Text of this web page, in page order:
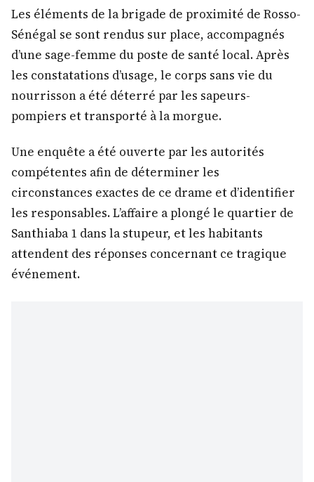
Les éléments de la brigade de proximité de Rosso-
Sénégal se sont rendus sur place, accompagnés
d’une sage-femme du poste de santé local. Après
les constatations d’usage, le corps sans vie du
nourrisson a été déterré par les sapeurs-
pompiers et transporté à la morgue.
Une enquête a été ouverte par les autorités
compétentes afin de déterminer les
circonstances exactes de ce drame et d’identifier
les responsables. L’affaire a plongé le quartier de
Santhiaba 1 dans la stupeur, et les habitants
attendent des réponses concernant ce tragique
événement.